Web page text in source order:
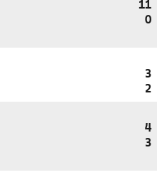
11
0
3
2
4
3